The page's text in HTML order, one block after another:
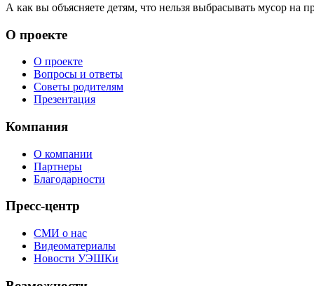
А как вы объясняете детям, что нельзя выбрасывать мусор на
О проекте
О проекте
Вопросы и ответы
Советы родителям
Презентация
Компания
О компании
Партнеры
Благодарности
Пресс-центр
СМИ о нас
Видеоматериалы
Новости УЭШКи